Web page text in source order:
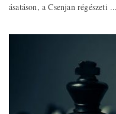
ásatáson, a Csenjan régészeti ...